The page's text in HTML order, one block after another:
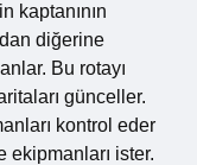
kaptanının
diğerine
Bu rotayı
günceller.
kontrol eder
ister.